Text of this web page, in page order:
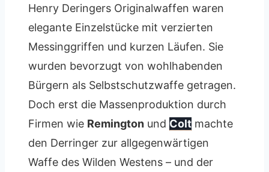
Henry Deringers Originalwaffen waren
elegante Einzelstücke mit verzierten
Messinggriffen und kurzen Läufen. Sie
wurden bevorzugt von wohlhabenden
Bürgern als Selbstschutzwaffe getragen.
Doch erst die Massenproduktion durch
Firmen wie Remington und Colt machte
den Derringer zur allgegenwärtigen
Waffe des Wilden Westens – und der